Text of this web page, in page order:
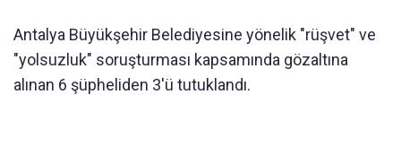
Antalya Büyükşehir Belediyesine yönelik "rüşvet" ve
"yolsuzluk" soruşturması kapsamında gözaltına
alınan 6 şüpheliden 3'ü tutuklandı.